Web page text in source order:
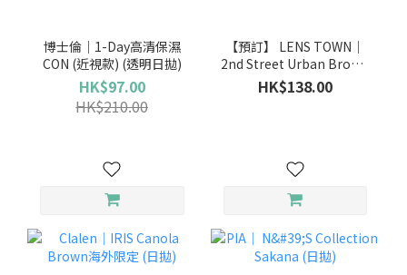
博士倫｜1-Day高清保濕
CON (近視款) (透明日拋)
HK$97.00
HK$210.00
【預訂】 LENS TOWN｜
2nd Street Urban Brown
(日拋)
HK$138.00